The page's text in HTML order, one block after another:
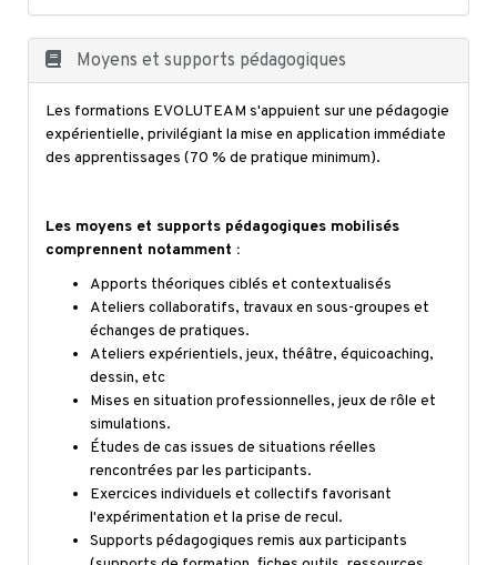
Moyens et supports pédagogiques
Les formations EVOLUTEAM s'appuient sur une pédagogie
expérientielle, privilégiant la mise en application immédiate
des apprentissages (70 % de pratique minimum).
Les moyens et supports pédagogiques mobilisés
comprennent notamment :
Apports théoriques ciblés et contextualisés
Ateliers collaboratifs, travaux en sous-groupes et
échanges de pratiques.
Ateliers expérientiels, jeux, théâtre, équicoaching,
dessin, etc
Mises en situation professionnelles, jeux de rôle et
simulations.
Études de cas issues de situations réelles
rencontrées par les participants.
Exercices individuels et collectifs favorisant
l'expérimentation et la prise de recul.
Supports pédagogiques remis aux participants